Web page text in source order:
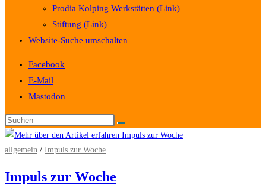
Prodia Kolping Werkstätten (Link)
Stiftung (Link)
Website-Suche umschalten
Facebook
E-Mail
Mastodon
allgemein / Impuls zur Woche
Impuls zur Woche